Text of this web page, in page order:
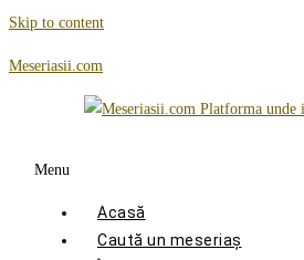
Skip to content
Meseriasii.com
Menu
Acasă
Caută un meseriaș